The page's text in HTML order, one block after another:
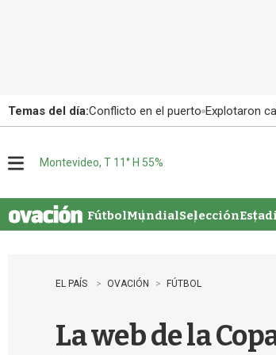
Temas del día:Conflicto en el puerto Explotaron
u
Montevideo, T 11° H 55%
FútbolMundialSelección
EL PAÍS OVACIÓN FÚTBOL
La web de la